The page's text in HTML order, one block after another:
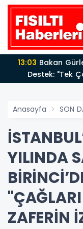
13:03
Destek: "Tek
Anasayfa SON
YILINDA
ZAFERİN